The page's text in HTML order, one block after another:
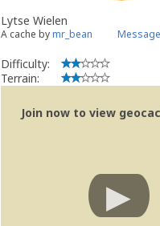
Lytse Wielen
A cache bymr_bean
Difficulty:
Terrain:
Join now to view